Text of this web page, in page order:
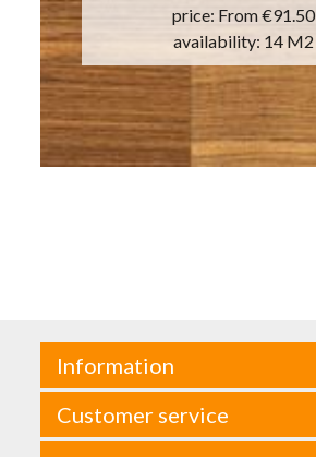
price: From €91.50
availability: 14 M2
Information
Customer service